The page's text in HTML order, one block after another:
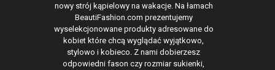
nowy strój kąpielowy na wakacje. Na łamach
BeautiFashion.com prezentujemy
wyselekcjonowane produkty adresowane do
kobiet które chcą wyglądać wyjątkowo,
stylowo i kobieco. Z nami dobierzesz
odpowiedni fason czy rozmiar sukienki,